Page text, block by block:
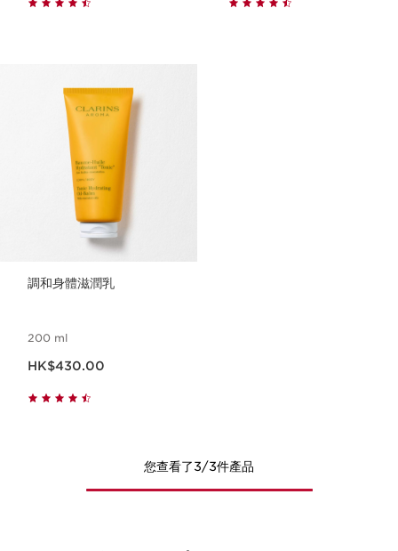
調和身體滋潤乳
200 ml
HK$430.00
您查看了3/3件產品